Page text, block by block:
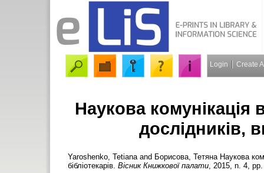
Login Create
Наукова
дослідників,
Yaroshenko, Tetiana and Борисова, Тетяна Наукова
бібліотекарів. Вісник Книжкової палати , 2015, n. 4,